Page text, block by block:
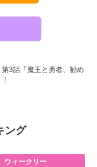
3話「魔王と勇者、勧め
ング
ウィークリー